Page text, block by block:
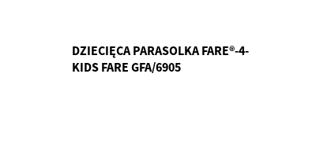
DZIECIĘCA PARASOLKA FARE®-4-
KIDS FARE GFA/6905